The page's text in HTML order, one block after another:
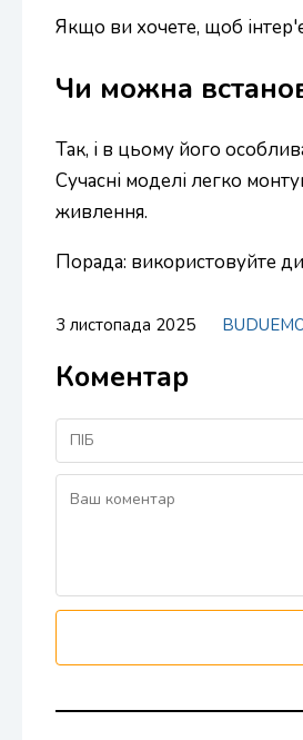
Якщо ви хочете, щоб
Чи можна
Так, і в цьому його
Сучасні моделі легко
живлення.
Порада: використовуйте
3 листопада 2025
Коментар